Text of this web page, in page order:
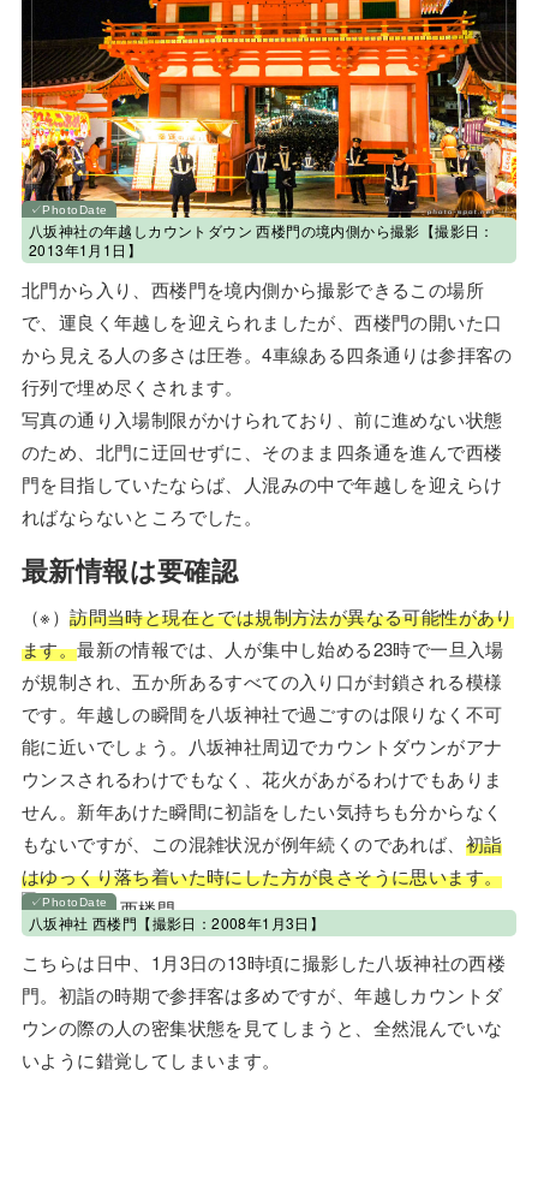
八坂神社の年越しカウントダウン 西楼門の境内側から撮影【撮影日：
2013年1月1日】
北門から入り、西楼門を境内側から撮影できるこの場所
で、運良く年越しを迎えられましたが、西楼門の開いた口
から見える人の多さは圧巻。4車線ある四条通りは参拝客の
行列で埋め尽くされます。
写真の通り入場制限がかけられており、前に進めない状態
のため、北門に迂回せずに、そのまま四条通を進んで西楼
門を目指していたならば、人混みの中で年越しを迎えらけ
ればならないところでした。
最新情報は要確認
（※）訪問当時と現在とでは規制方法が異なる可能性があり
ます。最新の情報では、人が集中し始める23時で一旦入場
が規制され、五か所あるすべての入り口が封鎖される模様
です。年越しの瞬間を八坂神社で過ごすのは限りなく不可
能に近いでしょう。八坂神社周辺でカウントダウンがアナ
ウンスされるわけでもなく、花火があがるわけでもありま
せん。新年あけた瞬間に初詣をしたい気持ちも分からなく
もないですが、この混雑状況が例年続くのであれば、 初詣
はゆっくり落ち着いた時にした方が良さそうに思います。
八坂神社 西楼門【撮影日：2008年1月3日】
こちらは日中、1月3日の13時頃に撮影した八坂神社の西楼
門。初詣の時期で参拝客は多めですが、年越しカウントダ
ウンの際の人の密集状態を見てしまうと、全然混んでいな
いように錯覚してしまいます。